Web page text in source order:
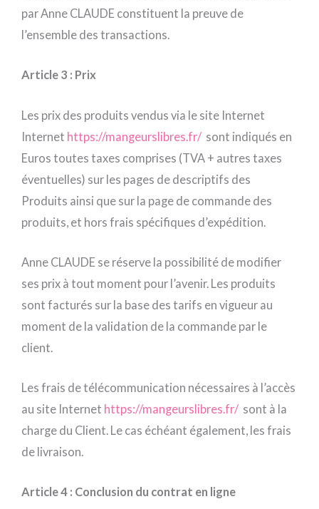
par Anne CLAUDE constituent la preuve de
l’ensemble des transactions.
Article 3 : Prix
Les prix des produits vendus via le site Internet
Internet https://mangeurslibres.fr/ sont indiqués en
Euros toutes taxes comprises (TVA + autres taxes
éventuelles) sur les pages de descriptifs des
Produits ainsi que sur la page de commande des
produits, et hors frais spécifiques d’expédition.
Anne CLAUDE se réserve la possibilité de modifier
ses prix à tout moment pour l’avenir. Les produits
sont facturés sur la base des tarifs en vigueur au
moment de la validation de la commande par le
client.
Les frais de télécommunication nécessaires à l’accès
au site Internet https://mangeurslibres.fr/ sont à la
charge du Client. Le cas échéant également, les frais
de livraison.
Article 4 : Conclusion du contrat en ligne